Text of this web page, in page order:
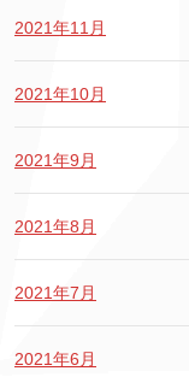
2021年11月
2021年10月
2021年9月
2021年8月
2021年7月
2021年6月